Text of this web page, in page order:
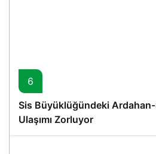
6
Sis Büyüklüğündeki Ardahan-
Ulaşımı Zorluyor